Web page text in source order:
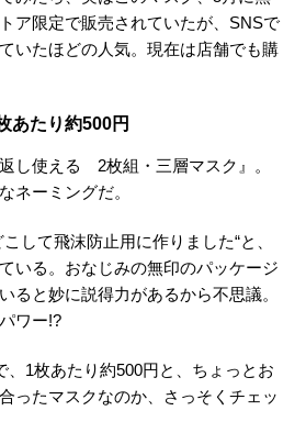
ア限定で販売されていたが、SNSで
いたほどの人気。現在は店舗でも購
あたり約500円
し使える 2枚組・三層マスク』。
ネーミングだ。
して飛沫防止用に作りました“と、
いる。おなじみの無印のパッケージ
ると妙に説得力があるから不思議。
ワー!?
、1枚あたり約500円と、ちょっとお
ったマスクなのか、さっそくチェッ